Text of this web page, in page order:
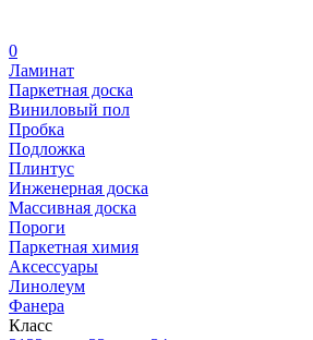
0
Ламинат
Паркетная доска
Виниловый пол
Пробка
Подложка
Плинтус
Инженерная доска
Массивная доска
Пороги
Паркетная химия
Аксессуары
Линолеум
Фанера
Класс